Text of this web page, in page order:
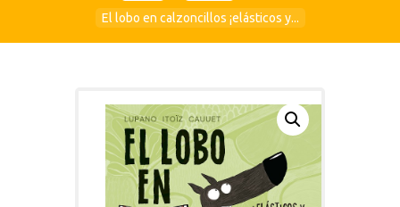
El lobo en calzoncillos ¡elásticos y...